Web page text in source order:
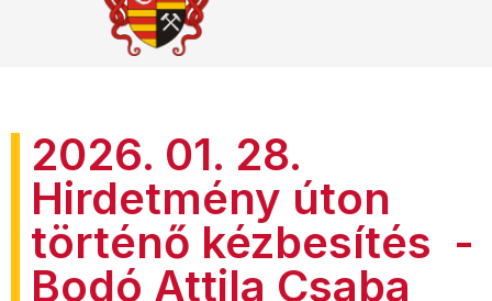
2026. 01. 28.
Hirdetmény úton
történő kézbesítés -
Bodó Attila Csaba